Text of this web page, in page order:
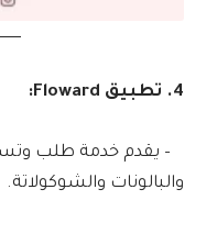
4. تطبيق Floward:
– يقدم خدمة طلب
والبالونات والشوكولاتة.